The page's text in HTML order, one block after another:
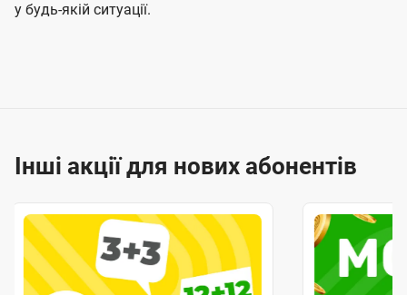
у будь-якій ситуації.
Інші акції для нових абонентів